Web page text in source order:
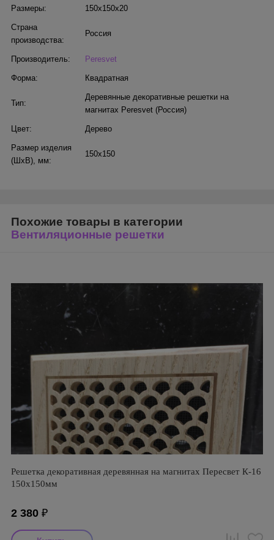
Размеры: 150x150x20
Страна
производства:
Россия
Производитель: Peresvet
Форма: Квадратная
Тип:
Деревянные декоративные решетки на
магнитах Peresvet (Россия)
Цвет: Дерево
Размер изделия
(ШхВ), мм:
150х150
Похожие товары в категории
Вентиляционные решетки
Решетка декоративная деревянная на магнитах Пересвет К-16
150х150мм
2 380 ₽